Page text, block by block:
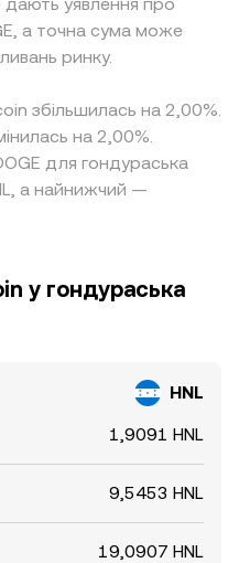
а точна сума може
ринку.
збільшилась на 2,00%.
на 2,00%.
для гондураська
а найнижчий —
у гондураська
HNL
1,9091 HNL
9,5453 HNL
19,0907 HNL